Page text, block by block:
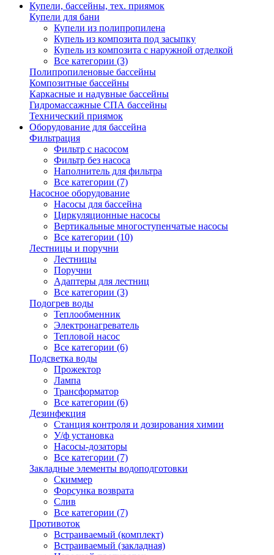
Купели, бассейны, тех. приямок
Купели для бани
Купели из полипропилена
Купель из композита под засыпку
Купель из композита с наружной отделкой
Все категории (3)
Полипропиленовые бассейны
Композитные бассейны
Каркасные и надувные бассейны
Гидромассажные СПА бассейны
Технический приямок
Оборудование для бассейна
Фильтрация
Фильтр с насосом
Фильтр без насоса
Наполнитель для фильтра
Все категории (7)
Насосное оборудование
Насосы для бассейна
Циркуляционные насосы
Вертикальные многоступенчатые насосы
Все категории (10)
Лестницы и поручни
Лестницы
Поручни
Адаптеры для лестниц
Все категории (3)
Подогрев воды
Теплообменник
Электронагреватель
Тепловой насос
Все категории (6)
Подсветка воды
Прожектор
Лампа
Трансформатор
Все категории (6)
Дезинфекция
Станция контроля и дозирования химии
У/ф установка
Насосы-дозаторы
Все категории (7)
Закладные элементы водоподготовки
Скиммер
Форсунка возврата
Слив
Все категории (7)
Противоток
Встраиваемый (комплект)
Встраиваемый (закладная)